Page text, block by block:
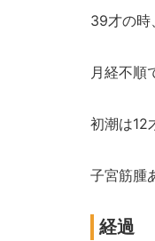
39才の時
月経不順
初潮は12
子宮筋腫
経過